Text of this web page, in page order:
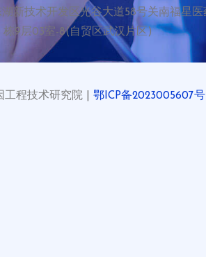
新技术开发区光谷大道58号关南福星医
栋9层03室-8(自贸区武汉片区)
程技术研究院 | 鄂ICP备2023005607号